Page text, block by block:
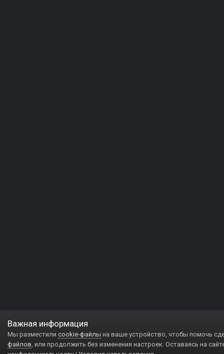
Важная информация
Мы разместили cookie-файлы на ваше устройство, чтобы помочь
файлов, или продолжить без изменения настроек. Оставаясь на